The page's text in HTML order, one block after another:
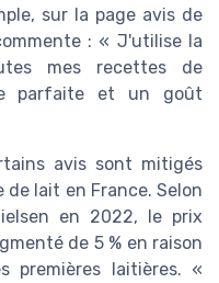
sur la page avis de
: « J'utilise la
mes recettes de
parfaite et un goût
avis sont mitigés
lait en France. Selon
en 2022, le prix
de 5 % en raison
premières laitières. «